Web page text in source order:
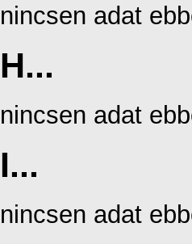
nincsen adat
H...
nincsen adat
I...
nincsen adat